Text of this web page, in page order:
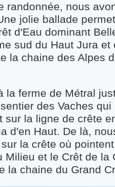
randonnée, nous
jolie ballade
d'Eau dominant
sud du Haut Jura
la chaine des Alpes
la ferme de Métral
des Vaches
sur la ligne de crête
d'en Haut. De là,
la crête où
Milieu et le Crêt de la
la chaine du Grand